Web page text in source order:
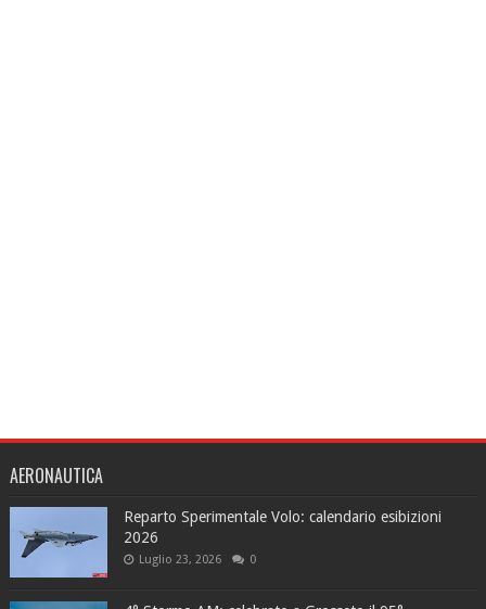
AERONAUTICA
Reparto Sperimentale Volo: calendario esibizioni
2026
Luglio 23, 2026 0